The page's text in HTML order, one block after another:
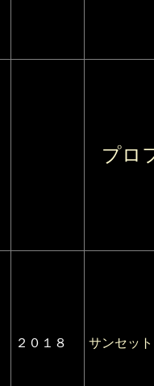
プロ
２０１８ サンセッ